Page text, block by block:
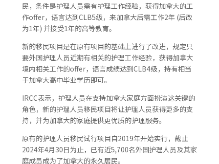
民，条件是护理人员需有护理工作经验，获得加拿大的工
作offer，语言达到CLB5级，来加拿大后需工作2年 (后改
为1年) 并接受1年的高等教育。
新的移民项目是在原有项目的基础上进行了改进，规定只
要外国护理人员近期有相关的护理工作经验，获得加拿大
境内相关工作的offer，语言成绩达到CLB4级，持有相当
于加拿大高中毕业学历即可。
IRCC表示，护理人员在支持加拿大家庭方面扮演这关键的
角色，新的护理人员移民项目将让护理人员获得更多的支
持，并为加拿大的家庭提供更优质的护理服务。
原有的护理人员移民试行项目自2019年开始实行，截止
2024年4月30日为止，已有近5,700名外国护理人员及其家
庭成员成为了加拿大的永久居民。